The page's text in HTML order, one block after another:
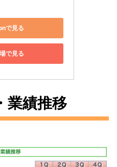
で見る
で見る
業績推移